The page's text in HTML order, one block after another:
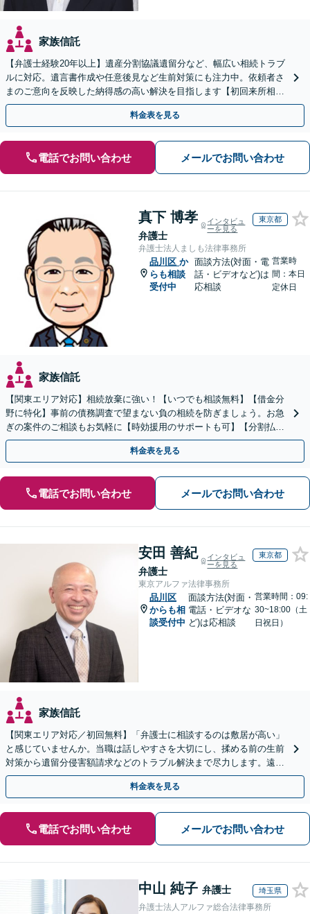
家族信託
【弁護士経験20年以上】遺産分割協議遺留分など、幅広い相続トラブ
ルに対応。遺言書作成や任意後見など生前対策にも注力中。依頼者さ
まのご意向を反映した納得感の高い解決を目指します【初回来所相談
無料】【電話相談・web面談可】【千葉中央駅5分】
料金表を見る
電話でお問い合わせ メールでお問い合わせ
真下 博孝
弁護士
インタビュ
ーを見る
東京都
弁護士法人ましも法律事務所
品川区 か
らも相談
受付中
面談方法(対面・電
話・ビデオなど)は
応相談
営業時
間：本日
定休日
家族信託
【関東エリア対応】相続放棄に強い！【いつでも相談無料】【借金分
野に特化】事前の債務調査で望まない負の相続を防ぎましょう。お急
ぎの案件のご相談もお気軽に【時効援用のサポートも可】【分割払い
利用可】【休日電話相談可能】
料金表を見る
電話でお問い合わせ メールでお問い合わせ
安田 善紀
弁護士
インタビュ
ーを見る
東京都
東京アルファ法律事務所
品川区
からも相
談受付中
面談方法(対面・
電話・ビデオな
ど)は応相談
営業時間：09:
30~18:00（土
日祝日）
家族信託
【関東エリア対応／初回無料】「弁護士に相談するのは敷居が高い」
と感じていませんか。当職は話しやすさを大切にし、揉める前の生前
対策から遺留分侵害額請求などのトラブル解決まで尽力します。遠方
にお住まいの方もWeb面談で安心してご相談いただけます
料金表を見る
電話でお問い合わせ メールでお問い合わせ
中山 純子 弁護士 埼玉県
弁護士法人アルファ総合法律事務所